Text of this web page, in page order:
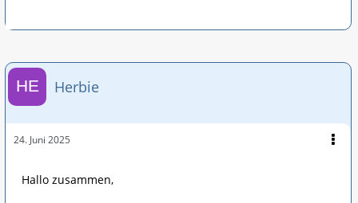
Herbie
24. Juni 2025
Hallo zusammen,